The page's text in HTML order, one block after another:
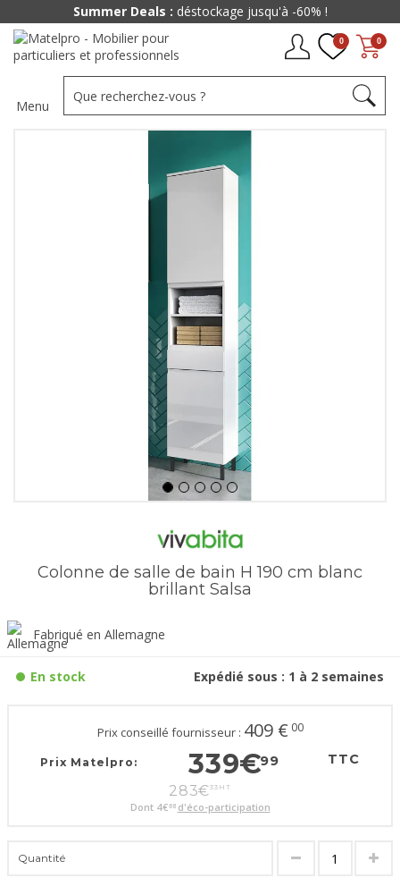
0
0
Menu
Colonne de salle de bain H 190 cm blanc
brillant Salsa
Fabriqué en Allemagne
En stock Expédié sous : 1 à 2 semaines
Prix conseillé fournisseur : 409 € 00
Prix Matelpro: 339€99 TTC
283€33 HT
Dont 4€68 d'éco-participation
Quantité
Summer Deals : déstockage jusqu'à -60% !